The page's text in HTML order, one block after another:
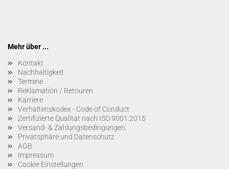
Mehr über ...
Kontakt
Nachhaltigkeit
Termine
Reklamation / Retouren
Karriere
Verhaltenskodex - Code of Conduct
Zertifizierte Qualität nach ISO 9001:2015
Versand- & Zahlungsbedingungen
Privatsphäre und Datenschutz
AGB
Impressum
Cookie Einstellungen